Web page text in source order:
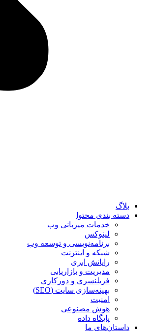
بلاگ
دسته بندی محتوا
خدمات میزبانی وب
لینوکس
برنامه‌نویسی و توسعه وب
شبکه و اینترنت
رایانش ابری
مدیریت و بازاریابی
فریلنسری و دورکاری
بهینه‌سازی سایت (SEO)
امنیت
هوش مصنوعی
پایگاه داده
داستان‌های ما